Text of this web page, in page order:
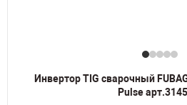
Инвертор TIG сварочный
Pulse